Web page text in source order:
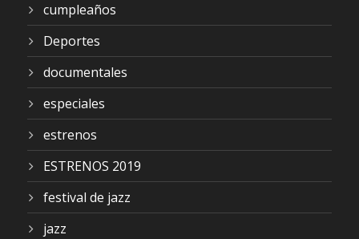
cumpleaños
Deportes
documentales
especiales
estrenos
ESTRENOS 2019
festival de jazz
jazz